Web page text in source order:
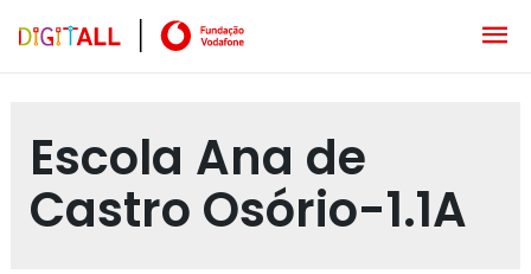
Escola Ana de
Castro Osório-1.1A